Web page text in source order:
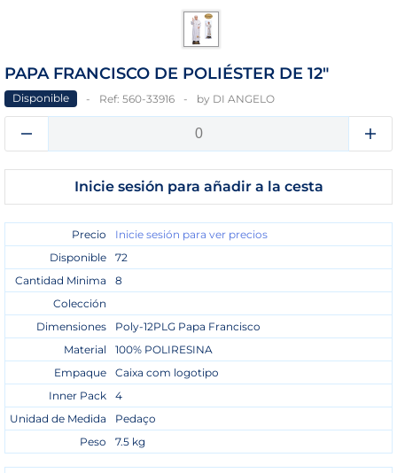
PAPA FRANCISCO DE POLIÉSTER DE 12"
Disponible Ref: 560-33916 by DI ANGELO
Inicie sesión para añadir a la cesta
Precio
Inicie sesión para ver precios
Disponible
72
Cantidad Minima
8
Colección
Dimensiones
Poly-12PLG Papa Francisco
Material
100% POLIRESINA
Empaque
Caixa com logotipo
Inner Pack
4
Unidad de Medida
Pedaço
Peso
7.5 kg